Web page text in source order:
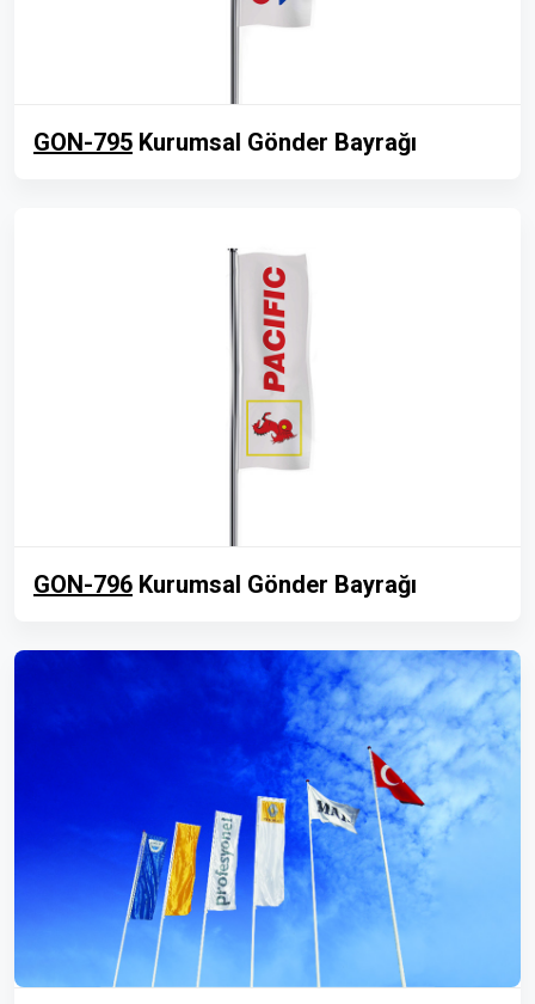
GON-795 Kurumsal Gönder Bayrağı
GON-796 Kurumsal Gönder Bayrağı